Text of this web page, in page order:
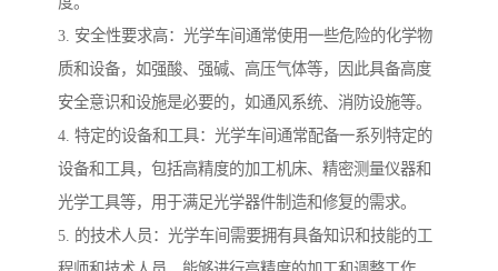
3. 安全性要求高：光学车间通常使用一些危险的化学物
质和设备，如强酸、强碱、高压气体等，因此具备高度
安全意识和设施是必要的，如通风系统、消防设施等。
4. 特定的设备和工具：光学车间通常配备一系列特定的
设备和工具，包括高精度的加工机床、精密测量仪器和
光学工具等，用于满足光学器件制造和修复的需求。
5. 的技术人员：光学车间需要拥有具备知识和技能的工